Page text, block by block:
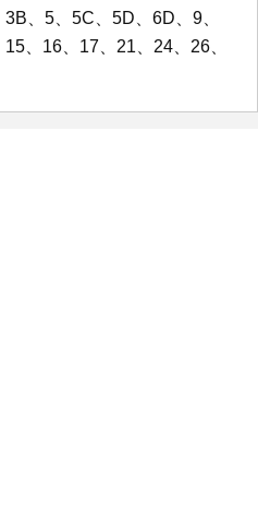
、5、5C、5D、6D、9、
、16、17、21、24、26、